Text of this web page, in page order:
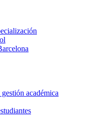
académica